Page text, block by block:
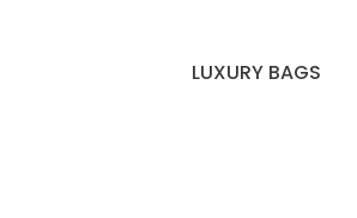
LUXURY BAGS